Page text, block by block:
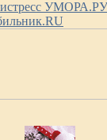
УМОРА.РУ